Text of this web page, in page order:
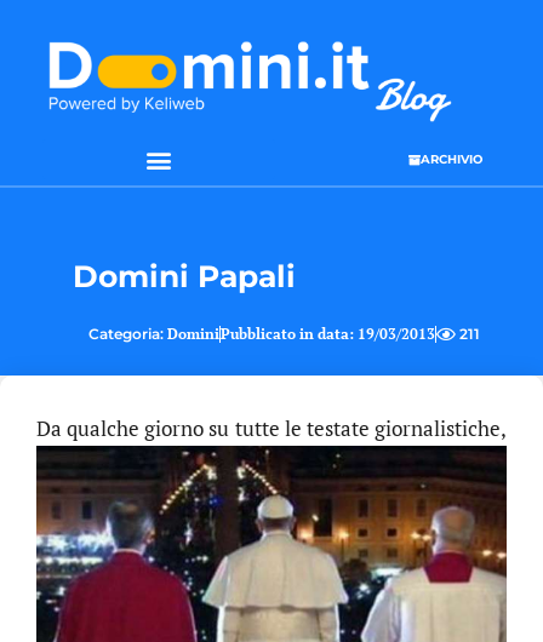
ARCHIVIO
Domini Papali
Categoria: DominiPubblicato in data: 19/03/2013 211
Da qualche giorno su tutte le testate giornalistiche,